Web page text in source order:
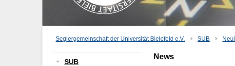
Seglergemeinschaft der Universität Bielefeld e.V. SUB
SUB
News